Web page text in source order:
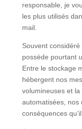
responsable, je
les plus utilisés
mail.
Souvent
possède pourtant
Entre le stockage
hébergent nos
volumineuses et
automatisées, nos
conséquences